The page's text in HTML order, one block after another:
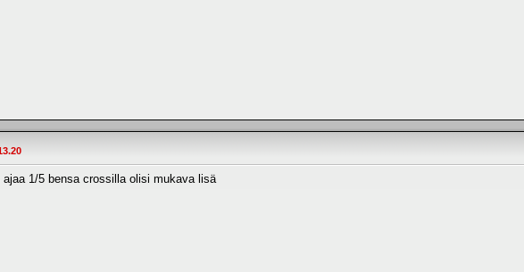
ajaa 1/5 bensa crossilla olisi mukava lisä